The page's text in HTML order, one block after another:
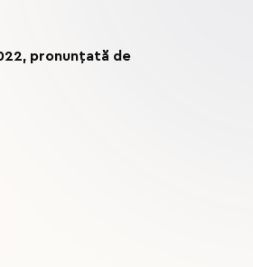
, pronunțată de